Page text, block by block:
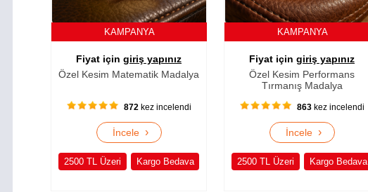
KAMPANYA
Fiyat için giriş yapınız
Özel Kesim Matematik Madalya
872kez incelendi
İncele ›
2500 TL Üzeri Kargo Bedava
KAMPANYA
Fiyat için giriş yapınız
Özel Kesim Performans
Tırmanış Madalya
863kez incelendi
İncele ›
2500 TL Üzeri Kargo Bedava